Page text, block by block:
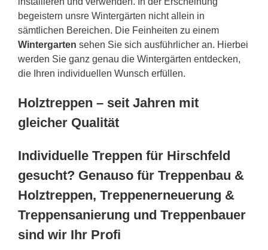
begeistern unsre Wintergärten nicht allein in
sämtlichen Bereichen. Die Feinheiten zu einem
Wintergarten sehen Sie sich ausführlicher an. Hierbei
werden Sie ganz genau die Wintergärten entdecken,
die Ihren individuellen Wunsch erfüllen.
Holztreppen – seit Jahren mit
gleicher Qualität
Individuelle Treppen für Hirschfeld
gesucht? Genauso für Treppenbau &
Holztreppen, Treppenerneuerung &
Treppensanierung und Treppenbauer
sind wir Ihr Profi